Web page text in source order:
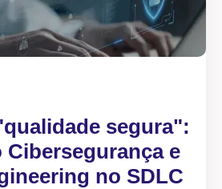
segura":
e
no SDLC